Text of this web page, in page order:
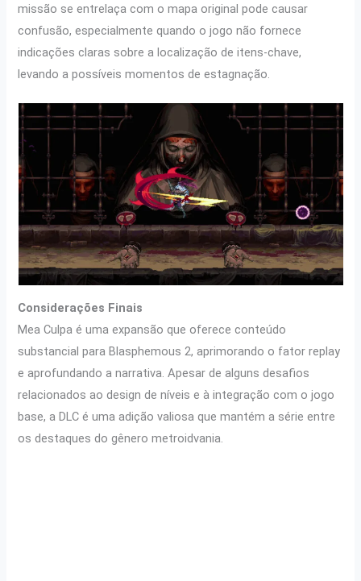
missão se entrelaça com o mapa original pode causar
confusão, especialmente quando o jogo não fornece
indicações claras sobre a localização de itens-chave,
levando a possíveis momentos de estagnação.
Considerações Finais
Mea Culpa é uma expansão que oferece conteúdo
substancial para Blasphemous 2, aprimorando o fator replay
e aprofundando a narrativa. Apesar de alguns desafios
relacionados ao design de níveis e à integração com o jogo
base, a DLC é uma adição valiosa que mantém a série entre
os destaques do gênero metroidvania.